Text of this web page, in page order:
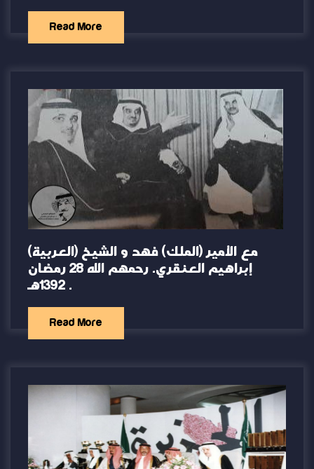
Read More
(العربية) مع الأمير (الملك) فهد و الشيخ
إبراهيم العنقري. رحمهم الله ‏28 رمضان
1392هـ .
Read More